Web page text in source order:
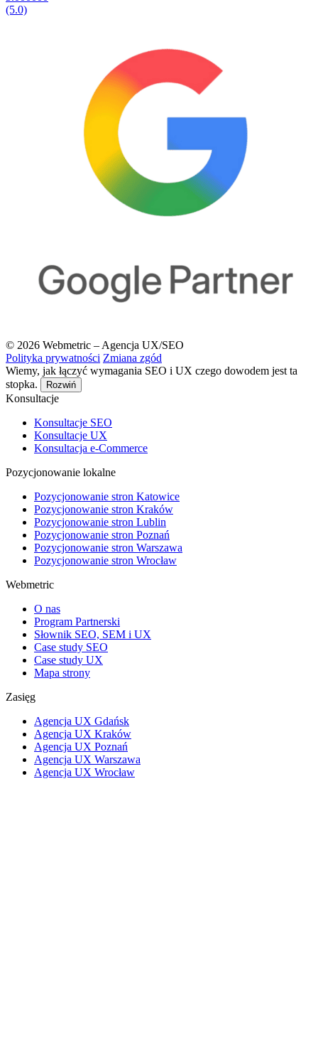
(5.0)
© 2026 Webmetric – Agencja UX/SEO
Polityka prywatności Zmiana zgód
Wiemy, jak łączyć wymagania SEO i UX czego dowodem jest ta
stopka.
Rozwiń
Konsultacje
Konsultacje SEO
Konsultacje UX
Konsultacja e-Commerce
Pozycjonowanie lokalne
Pozycjonowanie stron Katowice
Pozycjonowanie stron Kraków
Pozycjonowanie stron Lublin
Pozycjonowanie stron Poznań
Pozycjonowanie stron Warszawa
Pozycjonowanie stron Wrocław
Webmetric
O nas
Program Partnerski
Słownik SEO, SEM i UX
Case study SEO
Case study UX
Mapa strony
Zasięg
Agencja UX Gdańsk
Agencja UX Kraków
Agencja UX Poznań
Agencja UX Warszawa
Agencja UX Wrocław